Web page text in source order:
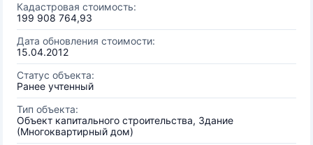
Кадастровая стоимость:
199 908 764,93
Дата обновления стоимости:
15.04.2012
Статус объекта:
Ранее учтенный
Тип объекта:
Объект капитального строительства, Здание
(Многоквартирный дом)